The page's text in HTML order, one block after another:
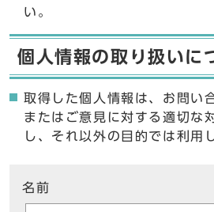
い。
個人情報の取り扱いに
取得した個人情報は、お問い
またはご意見に対する適切な
し、それ以外の目的では利用
名前